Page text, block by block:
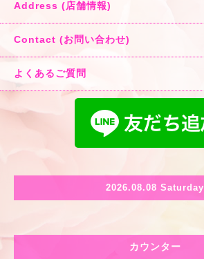
Address (店舗情報)
Contact (お問い合わせ)
よくあるご質問
2026.08.08 Saturday
カウンター